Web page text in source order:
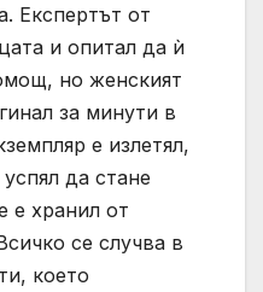
Експертът от
и опитал да ѝ
но женският
за минути в
е излетял,
да стане
е хранил от
се случва в
което